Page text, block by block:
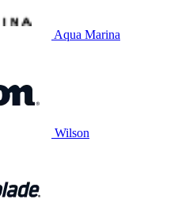
Aqua Marina
Wilson